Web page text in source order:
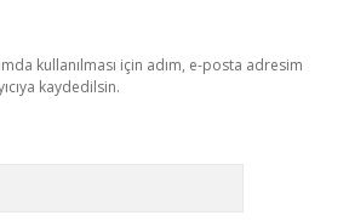
kullanılması için adım, e-posta adresim
kaydedilsin.